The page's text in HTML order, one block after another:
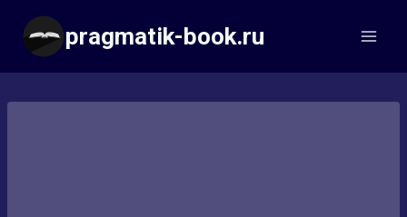
Перейти
содержимому
pragmatik-book.ru